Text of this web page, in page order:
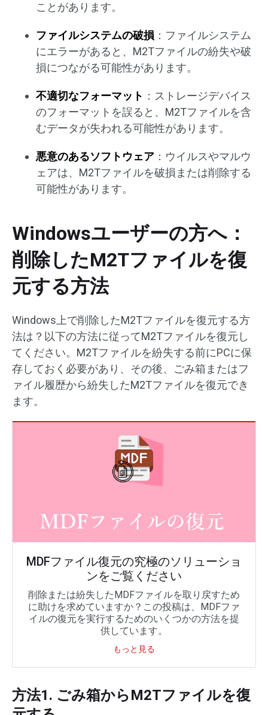
ことがあります。
ファイルシステムの破損 ：ファイルシステム
にエラーがあると、M2Tファイルの紛失や破
損につながる可能性があります。
不適切なフォーマット ：ストレージデバイス
のフォーマットを誤ると、M2Tファイルを含
むデータが失われる可能性があります。
悪意のあるソフトウェア ：ウイルスやマルウ
ェアは、M2Tファイルを破損または削除する
可能性があります。
Windowsユーザーの方へ：
削除したM2Tファイルを復
元する方法
Windows上で削除したM2Tファイルを復元する方
法は？以下の方法に従ってM2Tファイルを復元し
てください。M2Tファイルを紛失する前にPCに保
存しておく必要があり、その後、ごみ箱またはフ
ァイル履歴から紛失したM2Tファイルを復元でき
ます。
MDFファイル復元の究極のソリューショ
ンをご覧ください
削除または紛失したMDFファイルを取り戻すため
に助けを求めていますか？この投稿は、MDFファ
イルの復元を実行するためのいくつかの方法を提
供しています。
もっと見る
方法1. ごみ箱からM2Tファイルを復